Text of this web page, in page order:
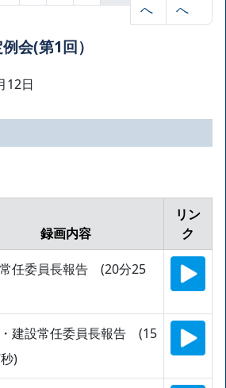
へ
へ
会(第1回）
12日
録画内容
リン
ク
任委員長報告 (20分25
建設常任委員長報告 (15
)